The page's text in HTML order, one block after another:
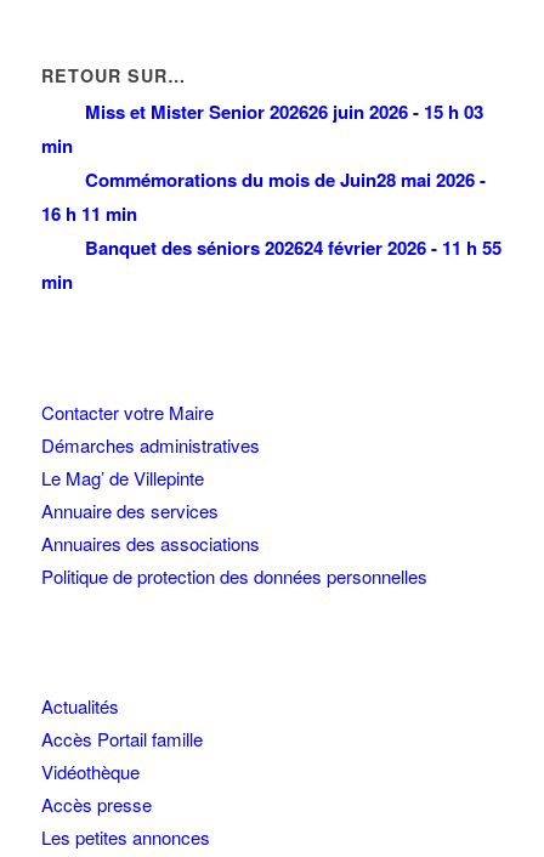
RETOUR SUR…
Miss et Mister Senior 202626 juin 2026 - 15 h 03
min
Commémorations du mois de Juin28 mai 2026 -
16 h 11 min
Banquet des séniors 202624 février 2026 - 11 h 55
min
Contacter votre Maire
Démarches administratives
Le Mag’ de Villepinte
Annuaire des services
Annuaires des associations
Politique de protection des données personnelles
Actualités
Accès Portail famille
Vidéothèque
Accès presse
Les petites annonces